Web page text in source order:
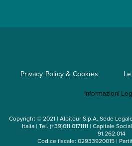
Mappa del sito
Privacy Policy & Cookies
Informazioni
Copyright © 2021 | Alpitour S.p.A. Sede
Italia | Tel. (+39)011.0171111 | Capitale
91.262.014
Codice fiscale: 02933920015 |